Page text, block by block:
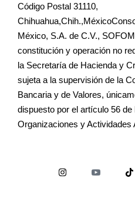
Código Postal 31110,
México, S.A. de C.V.,
constitución y operación no
la Secretaría de Hacienda y
sujeta a la supervisión de la
Bancaria y de Valores,
dispuesto por el artículo 56
Organizaciones y Actividades